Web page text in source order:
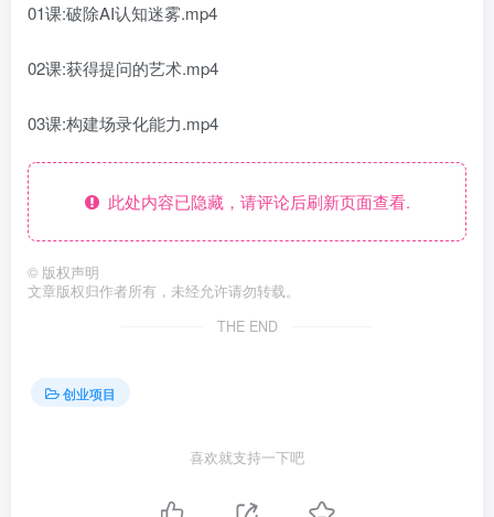
01课:破除AI认知迷雾.mp4
02课:获得提问的艺术.mp4
03课:构建场录化能力.mp4
此处内容已隐藏，请评论后刷新页面查看.
© 版权声明
文章版权归作者所有，未经允许请勿转载。
THE END
创业项目
喜欢就支持一下吧